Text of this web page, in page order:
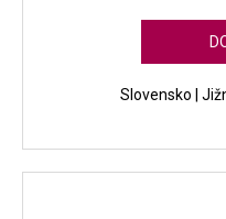
Slovensko |